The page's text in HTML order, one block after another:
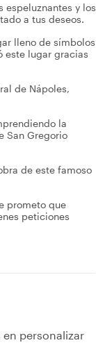
espeluznantes y los
a tus deseos.
lleno de símbolos
este lugar gracias
de Nápoles,
la
San Gregorio
de este famoso
prometo que
peticiones
personalizar